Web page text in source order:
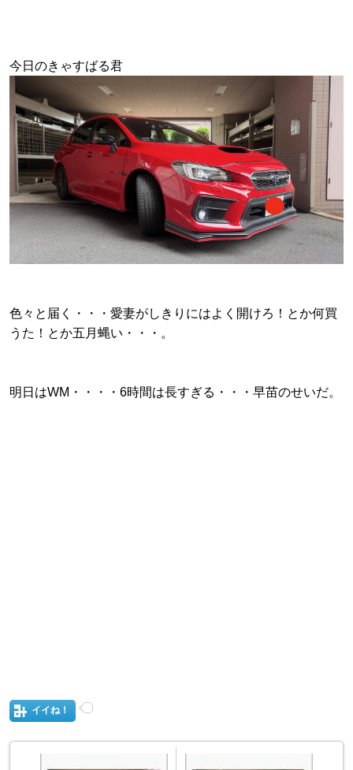
今日のきゃすばる君
色々と届く・・・愛妻がしきりにはよく開けろ！とか何買
うた！とか五月蝿い・・・。
明日はWM・・・・6時間は長すぎる・・・早苗のせいだ。
イイね！